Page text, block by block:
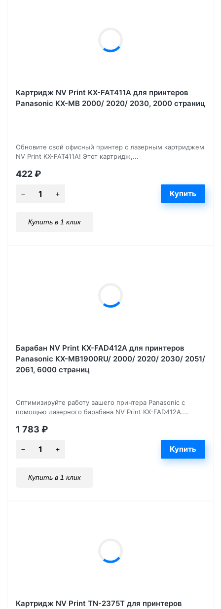
Картридж NV Print KX-FAT411A для принтеров
Panasonic KX-MB 2000/ 2020/ 2030, 2000 страниц
Обновите свой офисный принтер с лазерным картриджем
NV Print KX-FAT411A! Этот картридж,...
422₽
Купить в 1 клик
Барабан NV Print KX-FAD412A для принтеров
Panasonic KX-MB1900RU/ 2000/ 2020/ 2030/ 2051/
2061, 6000 страниц
Оптимизируйте работу вашего принтера Panasonic с
помощью лазерного барабана NV Print KX-FAD412A....
1 783 ₽
Купить в 1 клик
Картридж NV Print TN-2375T для принтеров